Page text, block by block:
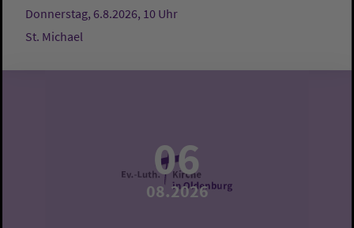
Donnerstag, 6.8.2026, 10 Uhr
St. Michael
06
08.2026